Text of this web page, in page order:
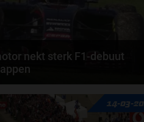
nekt sterk F1-debuut
fantastische ronden voor Max
boekte winst in de eerste ronde en
14-03-